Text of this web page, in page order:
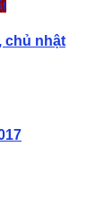
chủ nhật